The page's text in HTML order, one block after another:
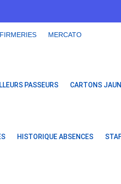
MERCATO
PASSEURS CARTONS
HISTORIQUE ABSENCES